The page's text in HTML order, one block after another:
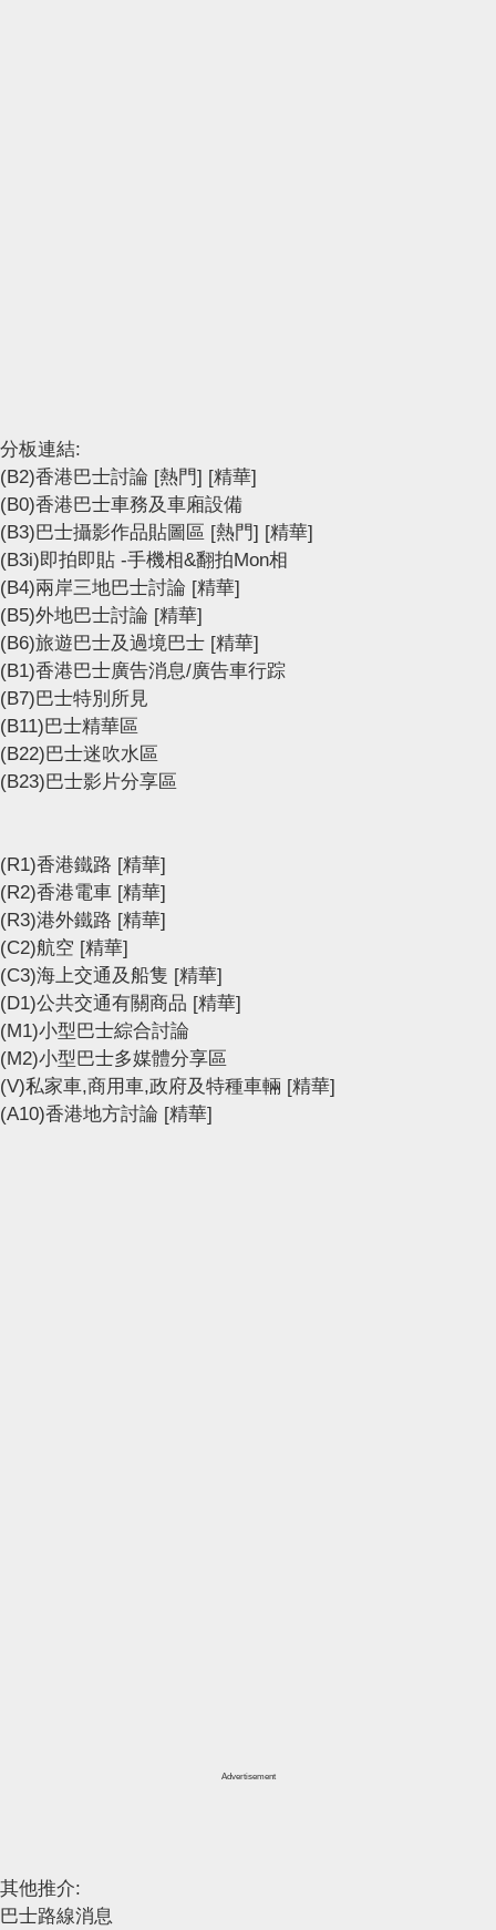
分板連結:
(B2)香港巴士討論 [熱門] [精華]
(B0)香港巴士車務及車廂設備
(B3)巴士攝影作品貼圖區 [熱門] [精華]
(B3i)即拍即貼 -手機相&翻拍Mon相
(B4)兩岸三地巴士討論 [精華]
(B5)外地巴士討論 [精華]
(B6)旅遊巴士及過境巴士 [精華]
(B1)香港巴士廣告消息/廣告車行踪
(B7)巴士特別所見
(B11)巴士精華區
(B22)巴士迷吹水區
(B23)巴士影片分享區
(R1)香港鐵路 [精華]
(R2)香港電車 [精華]
(R3)港外鐵路 [精華]
(C2)航空 [精華]
(C3)海上交通及船隻 [精華]
(D1)公共交通有關商品 [精華]
(M1)小型巴士綜合討論
(M2)小型巴士多媒體分享區
(V)私家車,商用車,政府及特種車輛 [精華]
(A10)香港地方討論 [精華]
Advertisement
其他推介:
巴士路線消息